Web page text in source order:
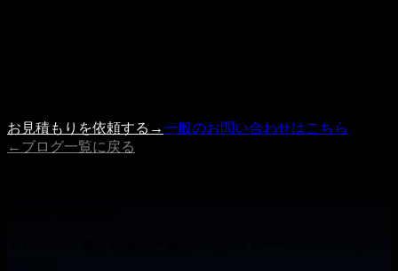
お見積もりを依頼する →一般のお問い合わせはこちら
← ブログ一覧に戻る